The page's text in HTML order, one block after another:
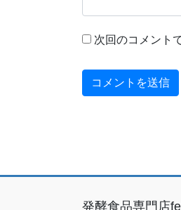
次回のコメント
発酵食品専門店